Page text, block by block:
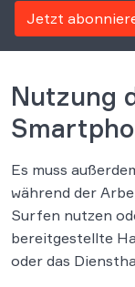
Jetzt
Nutzung
Es muss
während der
Surfen nutzen
bereitgestellte
oder das